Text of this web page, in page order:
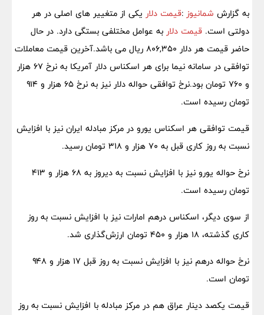
به گزارش شمانیوز :قیمت دلار یکی از متغییر های اصلی در هر
دولتی است. قیمت دلار به عوامل مختلفی بستگی دارد. در حال
حاضر قیمت هر دلار 806,350 ریال می باشد.آخرین قیمت معاملات
توافقی در سامانه نیما برای هر اسکناس دلار آمریکا به نرخ ۶۷ هزار
و ۷۶۰ تومان بود.نرخ توافقی حواله دلار نیز به نرخ ۶۵ هزار و ۹۱۴
تومان رسیده است.
قیمت توافقی هر اسکناس یورو در مرکز مبادله ایران نیز با افزایش
نسبت به روز کاری قبل به ۷۰ هزار و ۳۱۸ تومان رسید.
نرخ حواله یورو نیز با افزایش نسبت به دیروز به ۶۸ هزار و ۴۱۳
تومان رسیده است.
از سوی دیگر، اسکناس درهم امارات نیز با افزایش نسبت به روز
کاری گذشته، ۱۸ هزار و ۴۵۰ تومان ارزش‌گذاری شد.
نرخ حواله درهم نیز با افزایش نسبت به روز قبل ۱۷ هزار و ۹۴۸
تومان است.
قیمت یکصد دینار عراق هم در مرکز مبادله با افزایش نسبت به روز